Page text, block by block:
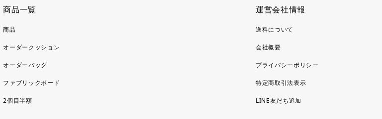
商品一覧
商品
オーダークッション
オーダーバッグ
ファブリックボード
2個目半額
運営会社情報
送料について
会社概要
プライバシーポリシー
特定商取引法表示
LINE友だち追加